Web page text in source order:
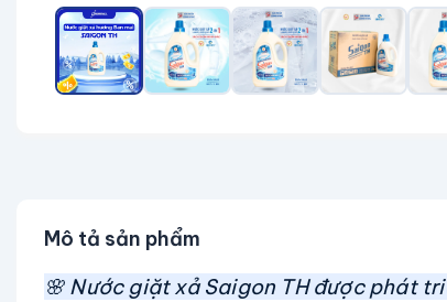
Mô tả sản phẩm
🌸 Nước giặt xả Saigon TH được phát